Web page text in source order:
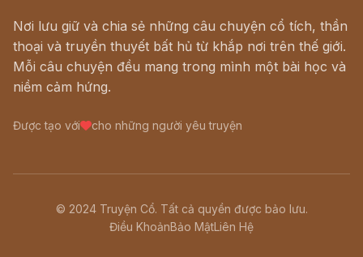
Nơi lưu giữ và chia sẻ những câu chuyện cổ tích, thần
thoại và truyền thuyết bất hủ từ khắp nơi trên thế giới.
Mỗi câu chuyện đều mang trong mình một bài học và
niềm cảm hứng.
Được tạo với cho những người yêu truyện
© 2024 Truyện Cổ. Tất cả quyền được bảo lưu.
Điều KhoảnBảo MậtLiên Hệ